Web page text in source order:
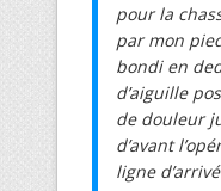
pour la
par mon
bondi en
d’aiguille
de douleur
d’avant
ligne